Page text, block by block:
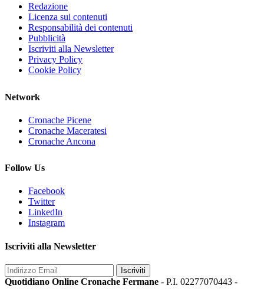
Redazione
Licenza sui contenuti
Responsabilità dei contenuti
Pubblicità
Iscriviti alla Newsletter
Privacy Policy
Cookie Policy
Network
Cronache Picene
Cronache Maceratesi
Cronache Ancona
Follow Us
Facebook
Twitter
LinkedIn
Instagram
Iscriviti alla Newsletter
Iscriviti
Quotidiano Online Cronache Fermane - P.I. 02277070443 -